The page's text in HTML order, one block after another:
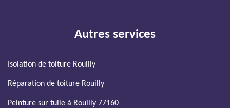
Autres services
Isolation de toiture Rouilly
Réparation de toiture Rouilly
Peinture sur tuile à Rouilly 77160